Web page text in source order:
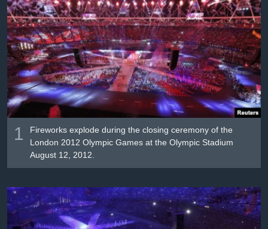
Լեզուներ
1
Fireworks explode during the closing ceremony of the
London 2012 Olympic Games at the Olympic Stadium
August 12, 2012.